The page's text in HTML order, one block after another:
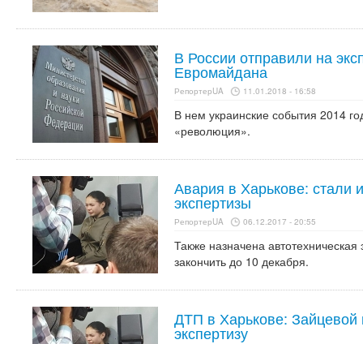
В России отправили на
Евромайдана
РепортерUA 11.01.2018 - 16:58
В нем украинские события 2014
«революция».
Авария в Харькове: стали
экспертизы
РепортерUA 06.12.2017 - 20:55
Также назначена
закончить до 10 декабря.
ДТП в Харькове:
экспертизу